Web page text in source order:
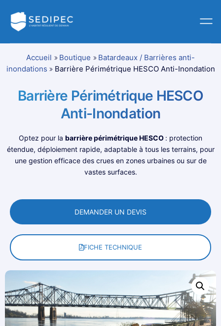
Accueil Boutique
Batardeaux / Barrières anti-
inondations
Barrière Périmétrique HESCO Anti-Inondation
Barrière Périmétrique HESCO
Anti-Inondation
Optez pour la barrière périmétrique HESCO : protection
étendue, déploiement rapide, adaptable à tous les terrains, pour
une gestion efficace des crues en zones urbaines ou sur de
vastes surfaces.
DEMANDER UN DEVIS
FICHE TECHNIQUE